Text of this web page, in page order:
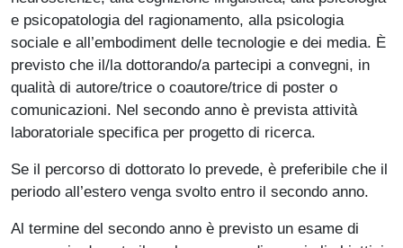
e psicopatologia del ragionamento, alla psicologia
sociale e all’embodiment delle tecnologie e dei media. È
previsto che il/la dottorando/a partecipi a convegni, in
qualità di autore/trice o coautore/trice di poster o
comunicazioni. Nel secondo anno è prevista attività
laboratoriale specifica per progetto di ricerca.
Se il percorso di dottorato lo prevede, è preferibile che il
periodo all’estero venga svolto entro il secondo anno.
Al termine del secondo anno è previsto un esame di